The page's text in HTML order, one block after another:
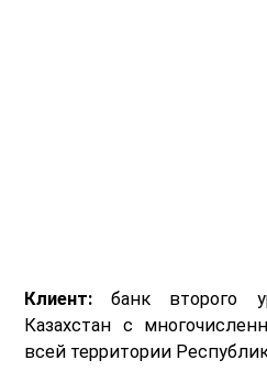
Клиент: банк второго
Казахстан с
всей территории